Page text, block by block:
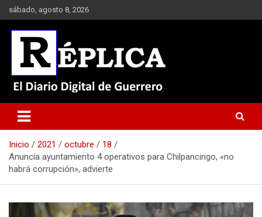
Saltar
al
contenido
sábado, agosto 8, 2026
Réplica
Inicio 2021 octubre
18
Anuncia ayuntamiento 4 operativos para Chilpancingo, «no
habrá corrupción», advierte